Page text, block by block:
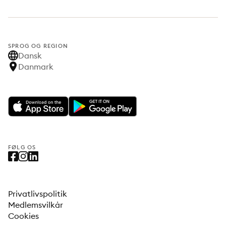
SPROG OG REGION
Dansk
Danmark
FØLG OS
Privatlivspolitik
Medlemsvilkår
Cookies